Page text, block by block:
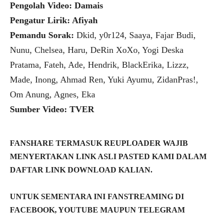
Pengolah Video: Damais
Pengatur Lirik: Afiyah
Pemandu Sorak: Dkid, y0r124, Saaya, Fajar Budi,
Nunu, Chelsea, Haru, DeRin XoXo, Yogi Deska
Pratama, Fateh, Ade, Hendrik, BlackErika, Lizzz,
Made, Inong, Ahmad Ren, Yuki Ayumu, ZidanPras!,
Om Anung, Agnes, Eka
Sumber Video: TVER
FANSHARE TERMASUK REUPLOADER WAJIB
MENYERTAKAN LINK ASLI PASTED KAMI DALAM
DAFTAR LINK DOWNLOAD KALIAN.
UNTUK SEMENTARA INI FANSTREAMING DI
FACEBOOK, YOUTUBE MAUPUN TELEGRAM